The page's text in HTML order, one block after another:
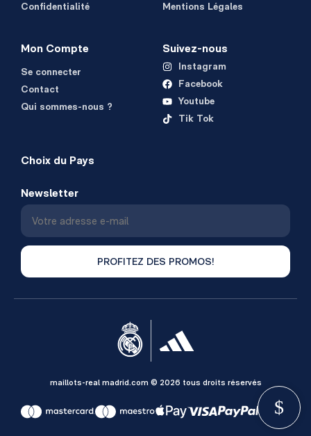
Confidentialité
Mentions Légales
Mon Compte
Se connecter
Contact
Qui sommes-nous ?
Suivez-nous
Instagram
Facebook
Youtube
Tik Tok
Choix du Pays
Newsletter
PROFITEZ DES PROMOS!
maillots-real madrid.com © 2026 tous droits réservés